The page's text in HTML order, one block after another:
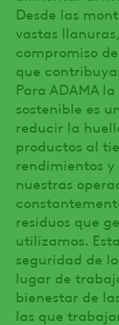
Desde las
vastas
compromiso
que
Para ADAMA
sostenible es
reducir la
productos al
rendimientos y
nuestras
residuos que
utilizamos.
seguridad de
lugar de
bienestar de
las que